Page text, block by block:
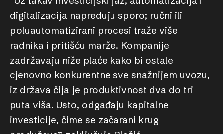
digitalizacija napreduju sporo; ručni ili
poluautomatizirani procesi traže više
radnika i pritišću marže. Kompanije
zadržavaju niže plaće kako bi ostale
cjenovno konkurentne sve snažnijem uvozu,
iz država čija je produktivnost dva do tri
puta viša. Usto, odgađaju kapitalne
investicije, čime se začarani krug